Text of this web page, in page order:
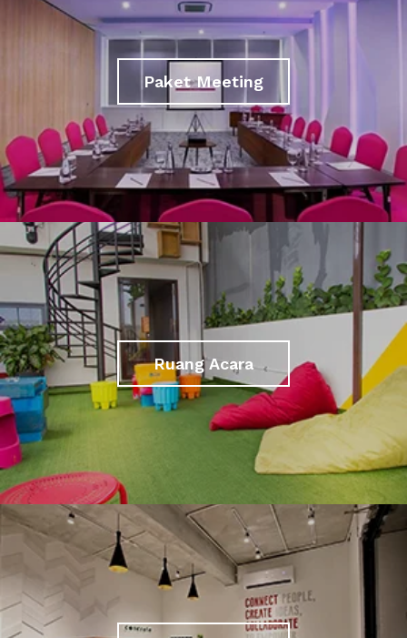
Paket Meeting
Ruang Acara